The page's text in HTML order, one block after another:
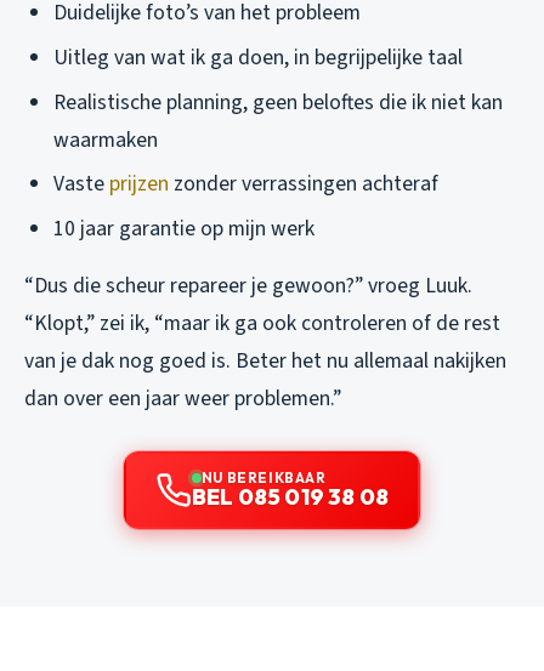
Duidelijke foto’s van het probleem
Uitleg van wat ik ga doen, in begrijpelijke taal
Realistische planning, geen beloftes die ik niet kan
waarmaken
Vaste prijzen zonder verrassingen achteraf
10 jaar garantie op mijn werk
“Dus die scheur repareer je gewoon?” vroeg Luuk.
“Klopt,” zei ik, “maar ik ga ook controleren of de rest
van je dak nog goed is. Beter het nu allemaal nakijken
dan over een jaar weer problemen.”
NU BEREIKBAAR
BEL 085 019 38 08